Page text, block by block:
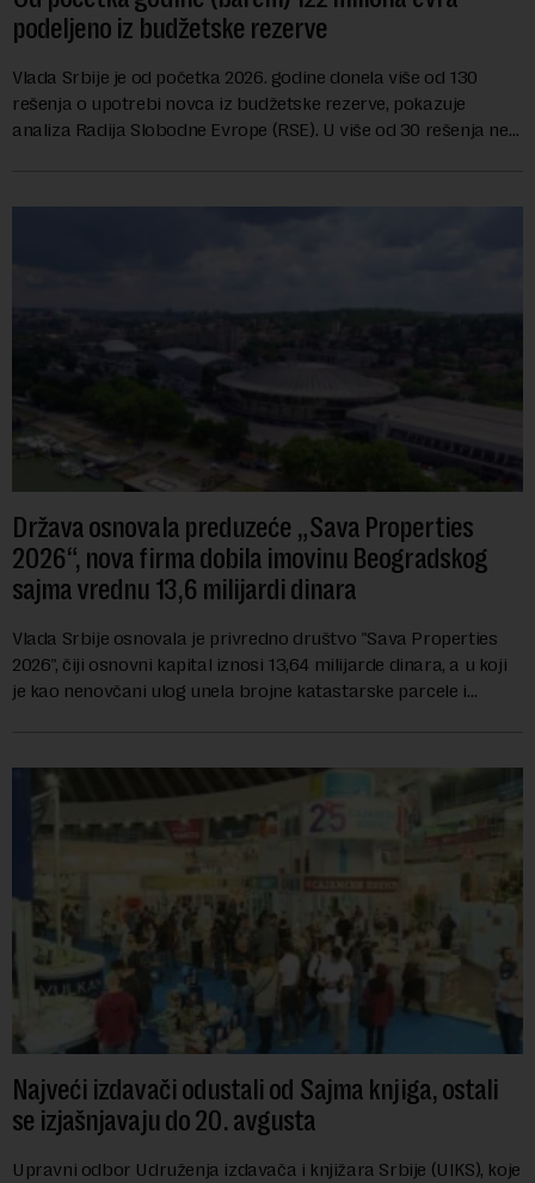
podeljeno iz budžetske rezerve
Vlada Srbije je od početka 2026. godine donela više od 130
rešenja o upotrebi novca iz budžetske rezerve, pokazuje
analiza Radija Slobodne Evrope (RSE). U više od 30 rešenja ne
Država osnovala preduzeće „Sava Properties
2026“, nova firma dobila imovinu Beogradskog
sajma vrednu 13,6 milijardi dinara
Vlada Srbije osnovala je privredno društvo "Sava Properties
2026", čiji osnovni kapital iznosi 13,64 milijarde dinara, a u koji
je kao nenovčani ulog unela brojne katastarske parcele i
Najveći izdavači odustali od Sajma knjiga, ostali
se izjašnjavaju do 20. avgusta
Upravni odbor Udruženja izdavača i knjižara Srbije (UIKS), koje